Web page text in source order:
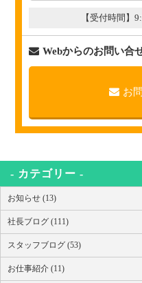
【受付時間】
Webからのお問い合
お
カテゴリー
お知らせ (13)
社長ブログ (111)
スタッフブログ (53)
お仕事紹介 (11)